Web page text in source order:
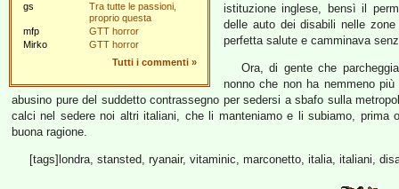
gs
Tra tutte le passioni,
proprio questa
mfp
GTT horror
Mirko
GTT horror
Tutti i commenti »
istituzione inglese, bensì il
delle auto dei disabili nelle
perfetta salute e camminava
Ora, di gente che
nonno che non ha nemmeno
abusino pure del suddetto contrassegno per sedersi a sbafo sulla
calci nel sedere noi altri italiani, che li manteniamo e li subiamo, prima
buona ragione.
[tags]londra, stansted, ryanair, vitaminic, marconetto, italia, italiani,